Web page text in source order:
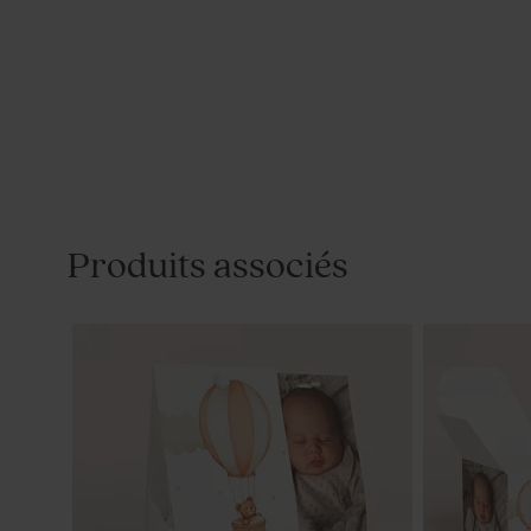
Produits associés